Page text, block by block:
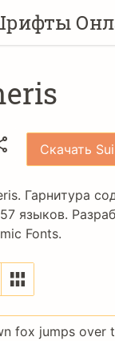
Скачать
Гарнитура
языков.
Fonts.